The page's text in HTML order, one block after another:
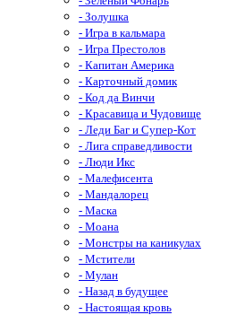
- Золушка
- Игра в кальмара
- Игра Престолов
- Капитан Америка
- Карточный домик
- Код да Винчи
- Красавица и Чудовище
- Леди Баг и Супер-Кот
- Лига справедливости
- Люди Икс
- Малефисента
- Мандалорец
- Маска
- Моана
- Монстры на каникулах
- Мстители
- Мулан
- Назад в будущее
- Настоящая кровь